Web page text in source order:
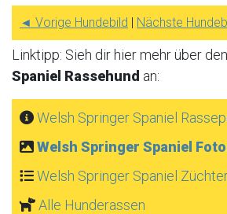
◄ Vorige Hundebild | Nächste
Linktipp: Sieh dir hier mehr über den
Spaniel Rassehund an:
Welsh Springer Spaniel
Welsh Springer Spaniel
Welsh Springer Spaniel
Alle Hunderassen